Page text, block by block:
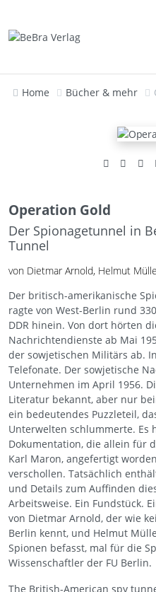
Home Bücher & mehr
Operation Gold
Der Spionagetunnel in
Tunnel
von Dietmar Arnold, Helmut
Der britisch-amerikanische
ragte von West-Berlin rund
DDR hinein. Von dort hörten
Nachrichtendienste ab Mai
der sowjetischen Militärs ab.
Telefonate. Der sowjetische
Unternehmen im April 1956.
Literatur bekannt, aber nur
ein bedeutendes Puzzleteil,
Unterwelten schlummerte. Es
Dokumentation, die allein für
Karl Maron, angefertigt
verschollen. Tatsächlich
und Details zum Auffinden
Arbeitsweise. Ein Fundstück.
von Dietmar Arnold, der wie
Berlin kennt, und Helmut
Spionen befasst, mal für die
Wissenschaftler der FU Berlin.
The British-American spy